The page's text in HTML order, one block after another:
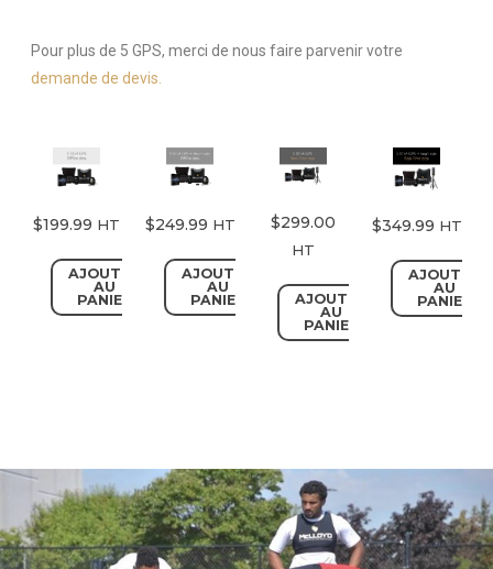
Pour plus de 5 GPS, merci de nous faire parvenir votre
demande de devis.
$199.99 HT
AJOUTER
AU
PANIER
$249.99 HT
AJOUTER
AU
PANIER
$299.00
HT
AJOUTER
AU
PANIER
$349.99 HT
AJOUTER
AU
PANIER